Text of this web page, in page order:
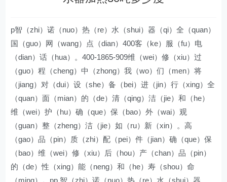
p智（zhi）诺（nuo）热（re）水（shui）器（qi）全（quan）
国（guo）网（wang）点（dian）400客（ke）服（fu）电
（dian）话（hua）。400-1865-909维（wei）修（xiu）过
（guo）程（cheng）中（zhong）我（wo）们（men）将
（jiang）对（dui）设（she）备（bei）进（jin）行（xing）全
（quan）面（mian）的（de）清（qing）洁（jie）和（he）
维（wei）护（hu）确（que）保（bao）外（wai）观
（guan）整（zheng）洁（jie）如（ru）新（xin）。高
（gao）品（pin）质（zhi）配（pei）件（jian）确（que）保
（bao）维（wei）修（xiu）后（hou）产（chan）品（pin）
的（de）性（xing）能（neng）和（he）寿（shou）命
（ming）。pp 智（zhi）诺（nuo）热（re）水（shui）器